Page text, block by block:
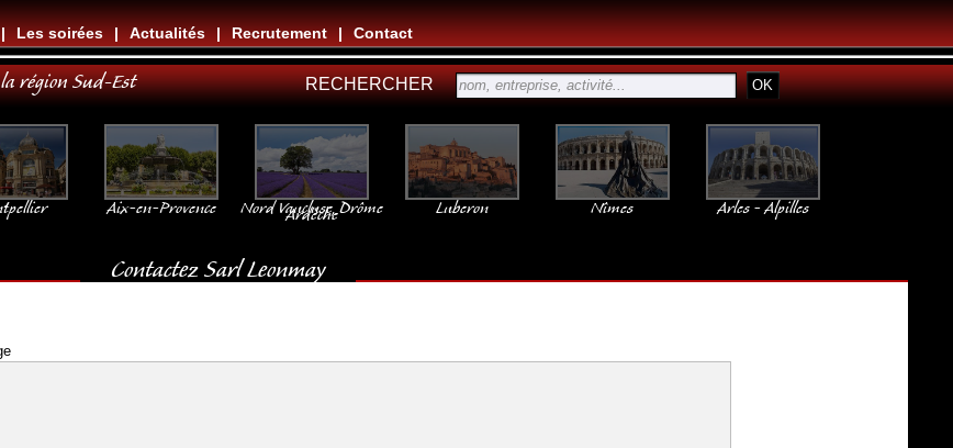
la région Sud-Est RECHERCHER
| Les soirées | Actualités | Recrutement | Contact
Aix-en-Provence
Nord Vaucluse, Drôme
Ardèche
Luberon Nîmes Arles - Alpilles
Contactez Sarl Leonmay